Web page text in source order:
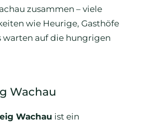
zusammen – viele
wie Heurige, Gasthöfe
warten auf die hungrigen
Wachau
Wachau ist ein